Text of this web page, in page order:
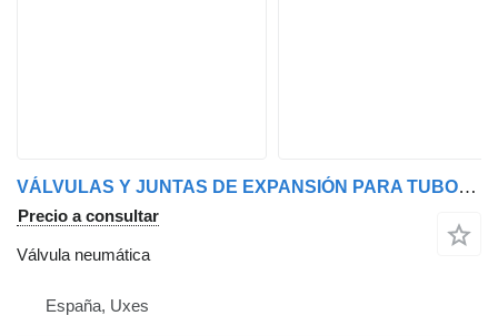
VÁLVULAS Y JUNTAS DE EXPANSIÓN PARA TUBOS DE ESCAPE MARINOS válvula neumática para barco
Precio a consultar
Válvula neumática
España, Uxes